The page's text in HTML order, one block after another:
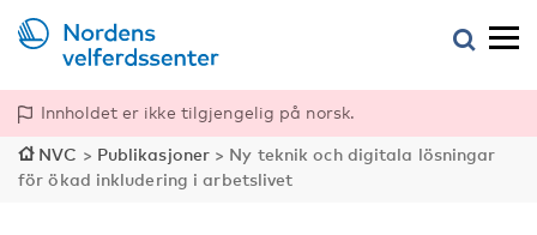
Innholdet er ikke tilgjengelig på norsk.
NVC > Publikasjoner > Ny teknik och digitala lösningar
för ökad inkludering i arbetslivet